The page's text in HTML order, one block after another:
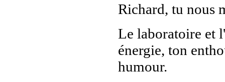
Richard, tu nous
Le laboratoire et
énergie, ton
humour.